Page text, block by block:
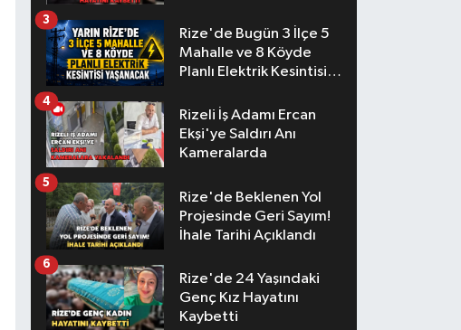
Rize'de Bugün 3 İlçe 5
Mahalle ve 8 Köyde
Planlı Elektrik Kesintisi
3
Rizeli İş Adamı Ercan
Ekşi'ye Saldırı Anı
Kameralarda
4
Rize'de Beklenen Yol
Projesinde Geri Sayım!
İhale Tarihi Açıklandı
5
Rize'de 24 Yaşındaki
Genç Kız Hayatını
Kaybetti
6